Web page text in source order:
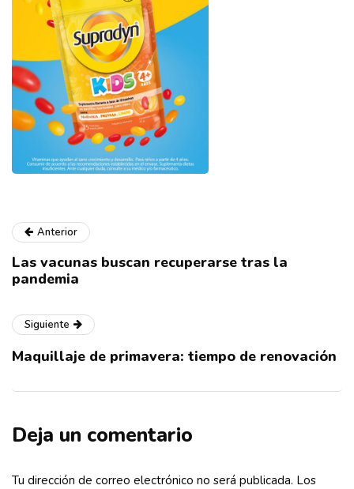
Anterior
Las vacunas buscan recuperarse tras la
pandemia
Siguiente
Maquillaje de primavera: tiempo de renovación
Deja un comentario
Tu dirección de correo electrónico no será publicada. Los